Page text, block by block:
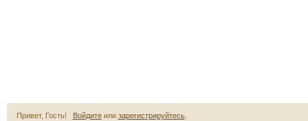
Привет, Гость! Войдитеили зарегистрируйтесь.